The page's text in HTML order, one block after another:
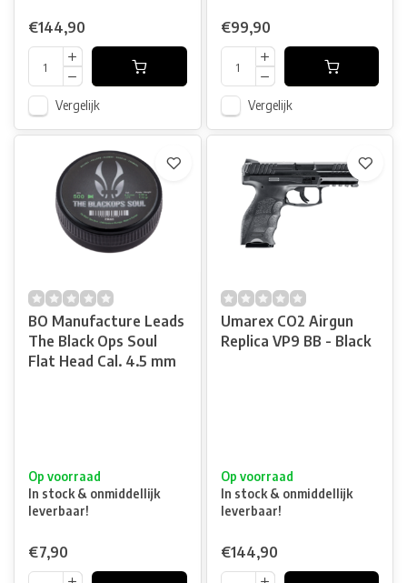
€144,90
Vergelijk
€99,90
Vergelijk
BO Manufacture Leads
The Black Ops Soul
Flat Head Cal. 4.5 mm
Op voorraad
In stock & onmiddellijk
leverbaar!
€7,90
Umarex CO2 Airgun
Replica VP9 BB - Black
Op voorraad
In stock & onmiddellijk
leverbaar!
€144,90